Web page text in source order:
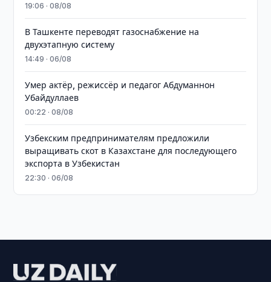
19:06 · 08/08
В Ташкенте переводят газоснабжение на
двухэтапную систему
14:49 · 06/08
Умер актёр, режиссёр и педагог Абдуманнон
Убайдуллаев
00:22 · 08/08
Узбекским предпринимателям предложили
выращивать скот в Казахстане для последующего
экспорта в Узбекистан
22:30 · 06/08